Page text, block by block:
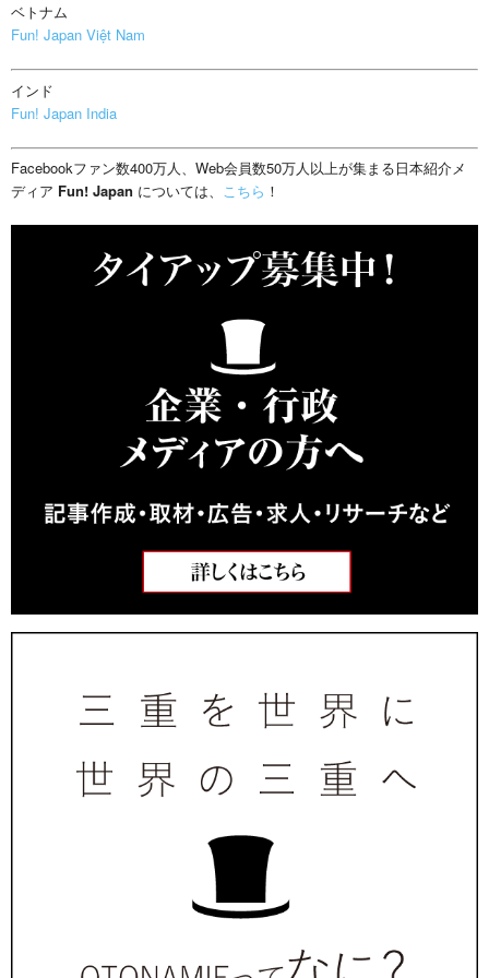
ベトナム
Fun! Japan Việt Nam
インド
Fun! Japan India
Facebookファン数400万人、Web会員数50万人以上が集まる日本紹介メ
ディア Fun! Japan については、 こちら ！